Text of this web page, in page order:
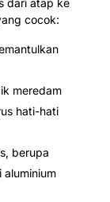
dari atap ke
cocok:
meredam
hati-hati
berupa
aluminium